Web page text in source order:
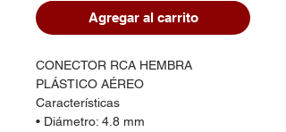
Agregar al carrito
CONECTOR RCA HEMBRA
PLÁSTICO AÉREO
Características
• Diámetro: 4.8 mm